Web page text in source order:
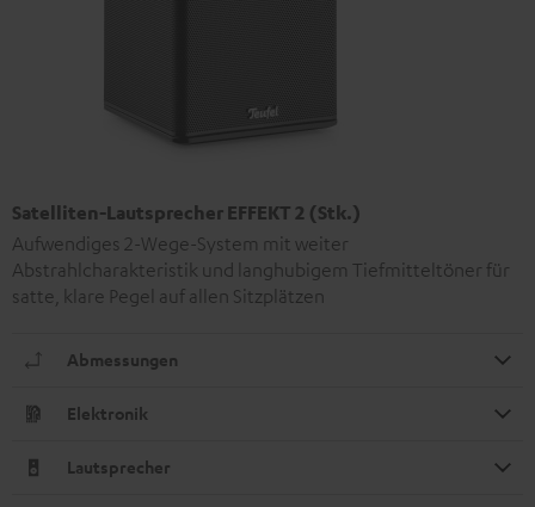
Satelliten-Lautsprecher EFFEKT 2 (Stk.)
Aufwendiges 2-Wege-System mit weiter
Abstrahlcharakteristik und langhubigem Tiefmitteltöner für
satte, klare Pegel auf allen Sitzplätzen
Abmessungen
Elektronik
Lautsprecher